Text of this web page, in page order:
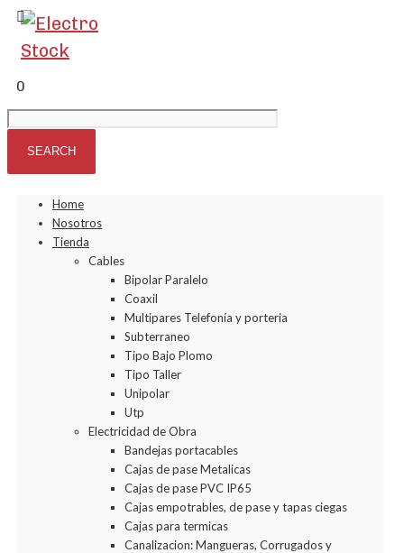
0
Home
Nosotros
Tienda
Cables
Bipolar Paralelo
Coaxil
Multipares Telefonía y porteria
Subterraneo
Tipo Bajo Plomo
Tipo Taller
Unipolar
Utp
Electricidad de Obra
Bandejas portacables
Cajas de pase Metalicas
Cajas de pase PVC IP65
Cajas empotrables, de pase y tapas ciegas
Cajas para termicas
Canalizacion: Mangueras, Corrugados y